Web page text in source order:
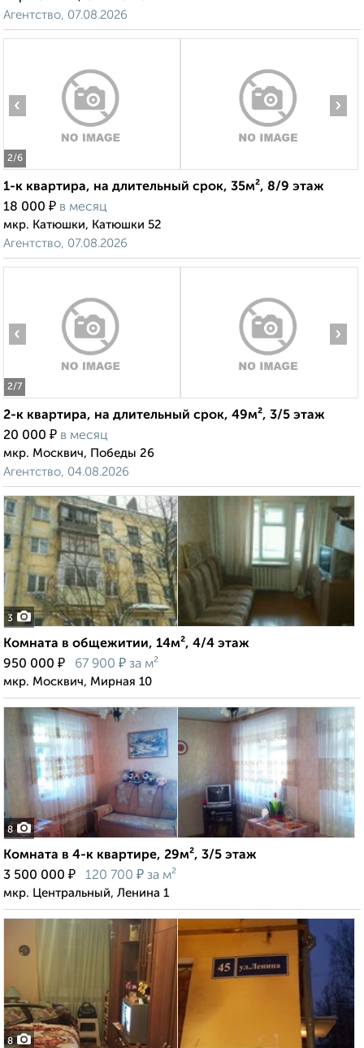
Агентство, 07.08.2026
2/6
‹ ›
1-к квартира, на длительный срок, 35м², 8/9 этаж
18 000 ₽ в месяц
мкр. Катюшки, Катюшки 52
Агентство, 07.08.2026
2/7
‹ ›
2-к квартира, на длительный срок, 49м², 3/5 этаж
20 000 ₽ в месяц
мкр. Москвич, Победы 26
Агентство, 04.08.2026
3
Комната в общежитии, 14м², 4/4 этаж
950 000 ₽ 67 900 ₽ за м²
мкр. Москвич, Мирная 10
8
Комната в 4-к квартире, 29м², 3/5 этаж
3 500 000 ₽ 120 700 ₽ за м²
мкр. Центральный, Ленина 1
8